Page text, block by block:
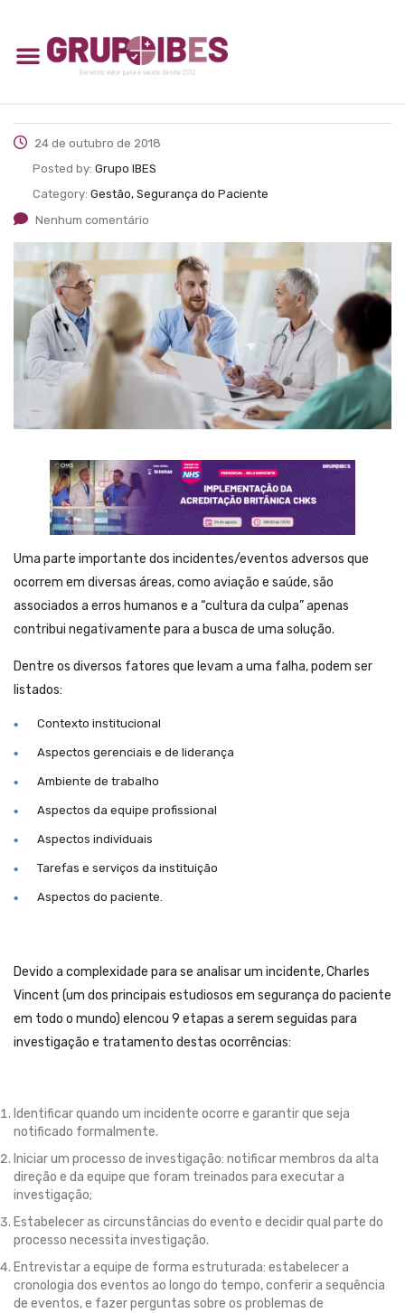
24 de outubro de 2018
Posted by: Grupo IBES
Category: Gestão, Segurança do Paciente
Nenhum comentário
Uma parte importante dos incidentes/eventos adversos que
ocorrem em diversas áreas, como aviação e saúde, são
associados a erros humanos e a “cultura da culpa” apenas
contribui negativamente para a busca de uma solução.
Dentre os diversos fatores que levam a uma falha, podem ser
listados:
Contexto institucional
Aspectos gerenciais e de liderança
Ambiente de trabalho
Aspectos da equipe profissional
Aspectos individuais
Tarefas e serviços da instituição
Aspectos do paciente.
Devido a complexidade para se analisar um incidente, Charles
Vincent (um dos principais estudiosos em segurança do paciente
em todo o mundo) elencou 9 etapas a serem seguidas para
investigação e tratamento destas ocorrências:
Identificar quando um incidente ocorre e garantir que seja
notificado formalmente.
Iniciar um processo de investigação: notificar membros da alta
direção e da equipe que foram treinados para executar a
investigação;
Estabelecer as circunstâncias do evento e decidir qual parte do
processo necessita investigação.
Entrevistar a equipe de forma estruturada: estabelecer a
cronologia dos eventos ao longo do tempo, conferir a sequência
de eventos, e fazer perguntas sobre os problemas de